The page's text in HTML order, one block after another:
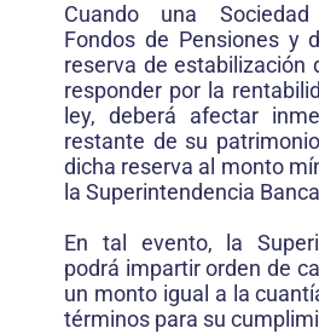
Cuando una
Fondos de Pensiones y
reserva de estabilización
responder por la
ley, deberá afectar
restante de su
dicha reserva al monto
la Superintendencia
En tal evento, la
podrá impartir orden de
un monto igual a la
términos para su